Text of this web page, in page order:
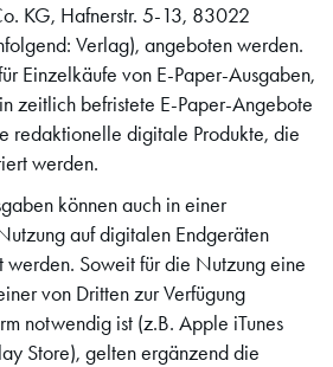
KG, Hafnerstr. 5-13, 83022
Verlag), angeboten werden.
Einzelkäufe von E-Paper-Ausgaben,
zeitlich befristete E-Paper-Angebote
redaktionelle digitale Produkte, die
werden.
können auch in einer
auf digitalen Endgeräten
werden. Soweit für die Nutzung eine
von Dritten zur Verfügung
notwendig ist (z.B. Apple iTunes
Store), gelten ergänzend die